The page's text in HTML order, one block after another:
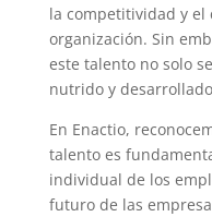
la competitividad y el
organización. Sin
este talento no solo
nutrido y
En Enactio,
talento es
individual de los
futuro de las